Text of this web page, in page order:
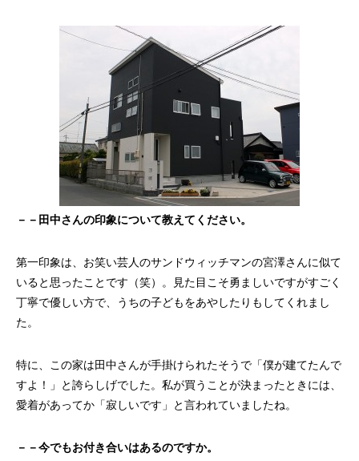
－－田中さんの印象について教えてください。
第一印象は、お笑い芸人のサンドウィッチマンの宮澤さんに似て
いると思ったことです（笑）。見た目こそ勇ましいですがすごく
丁寧で優しい方で、うちの子どもをあやしたりもしてくれまし
た。
特に、この家は田中さんが手掛けられたそうで「僕が建てたんで
すよ！」と誇らしげでした。私が買うことが決まったときには、
愛着があってか「寂しいです」と言われていましたね。
－－今でもお付き合いはあるのですか。